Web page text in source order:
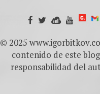
© 2025
contenido de este
responsabilidad del